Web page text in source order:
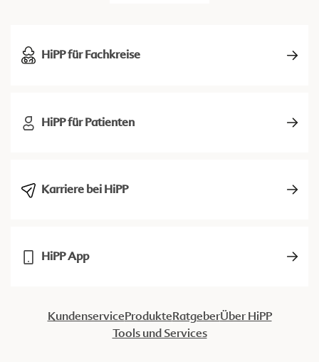
HiPP für Fachkreise
HiPP für Patienten
Karriere bei HiPP
HiPP App
KundenserviceProdukteRatgeberÜber HiPP
Tools und Services